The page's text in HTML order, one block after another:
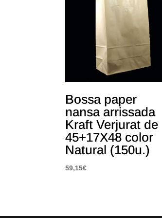
Bossa paper
nansa arrissada
Kraft Verjurat de
45+17X48 color
Natural (150u.)
59,15€